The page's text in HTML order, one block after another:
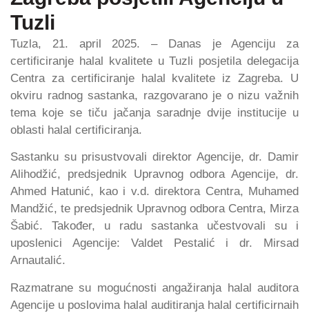
Tuzli
Tuzla, 21. april 2025. – Danas je Agenciju za
certificiranje halal kvalitete u Tuzli posjetila delegacija
Centra za certificiranje halal kvalitete iz Zagreba. U
okviru radnog sastanka, razgovarano je o nizu važnih
tema koje se tiču jačanja saradnje dvije institucije u
oblasti halal certificiranja.
Sastanku su prisustvovali direktor Agencije, dr. Damir
Alihodžić, predsjednik Upravnog odbora Agencije, dr.
Ahmed Hatunić, kao i v.d. direktora Centra, Muhamed
Mandžić, te predsjednik Upravnog odbora Centra, Mirza
Šabić. Također, u radu sastanka učestvovali su i
uposlenici Agencije: Valdet Pestalić i dr. Mirsad
Arnautalić.
Razmatrane su mogućnosti angažiranja halal auditora
Agencije u poslovima halal auditiranja halal certificirnaih